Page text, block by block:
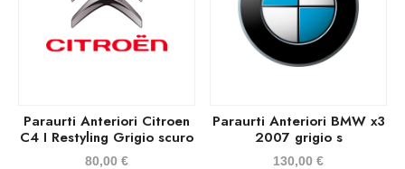
Paraurti Anteriori Citroen
C4 I Restyling Grigio scuro
80,00 €
Paraurti Anteriori BMW x3
2007 grigio s
130,00€